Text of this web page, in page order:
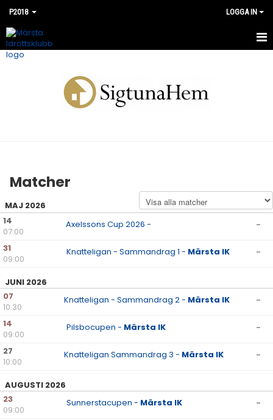
P2018 LOGGA IN
HEM
Matcher
MAJ 2026
14
07:00
Axelssons Cup 2026 - -
31
09:00
Knatteligan - Sammandrag 1 - Märsta IK -
JUNI 2026
07
10:30
Knatteligan - Sammandrag 2 - Märsta IK -
14
09:00
Pilsbocupen - Märsta IK -
27
10:00
Knatteligan Sammandrag 3 - Märsta IK -
AUGUSTI 2026
23
09:00
Sunnerstacupen - Märsta IK -